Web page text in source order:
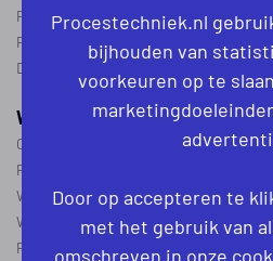
Productiemedewerker vacatures
Ploegleider vacatures
Dagdienst vacatures
WERKEN IN DE
Over de procestechniek
Ploegendienst
Wat is een procesoperator
Werken als procesoperator
Procesoperator in de
chemie
Procestechniek.nl
bijhouden van
voorkeuren op te
Door op accepteren te
met het gebruik van
omschreven in onze